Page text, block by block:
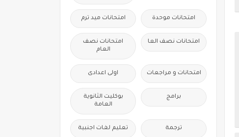
امتحانات موحدة امتحانات ميد ترم
امتحانات نصف العا
امتحانات نصف
العام
امتحانات و مراجعات اولى اعدادى
برامج
بوكليت الثانوية
العامة
ترجمة تعليم لغات اجنبية